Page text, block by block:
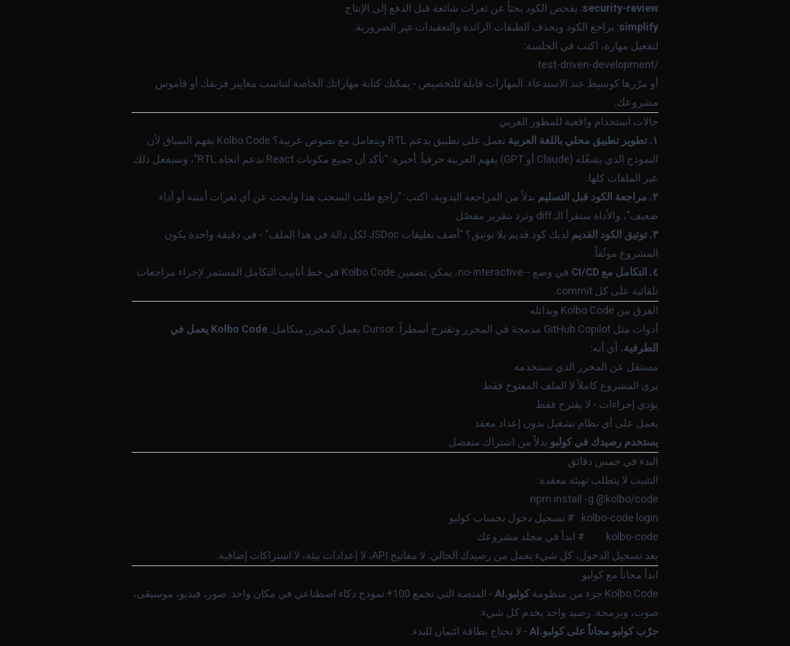
security-review: يفحص الكود بحثاً عن ثغرات شائعة قبل الدفع إلى الإنتاج.
simplify: يراجع الكود ويحذف الطبقات الزائدة والتعقيدات غير الضرورية.
لتفعيل مهارة، اكتب في الجلسة:
/test-driven-development
أو مرّرها كوسيط عند الاستدعاء. المهارات قابلة للتخصيص - يمكنك كتابة مهاراتك الخاصة لتناسب معايير فريقك أو قاموس
مشروعك.
حالات استخدام واقعية للمطور العربي
١. تطوير تطبيق محلي باللغة العربية
تعمل على تطبيق يدعم RTL ويتعامل مع نصوص عربية؟ Kolbo Code يفهم السياق لأن
النموذج الذي يشغّله (Claude أو GPT) يفهم العربية حرفياً. أخبره: "تأكد أن جميع مكونات React تدعم اتجاه RTL"، وسيفعل ذلك
عبر الملفات كلها.
٢. مراجعة الكود قبل التسليم
بدلاً من المراجعة اليدوية، اكتب: "راجع طلب السحب هذا وابحث عن أي ثغرات أمنية أو أداء
ضعيف"، والأداة ستقرأ الـ diff وترد بتقرير مفصّل.
٣. توثيق الكود القديم
لديك كود قديم بلا توثيق؟ "أضف تعليقات JSDoc لكل دالة في هذا الملف" - في دقيقة واحدة يكون
المشروع موثّقاً.
٤. التكامل مع CI/CD
في وضع --no-interactive
، يمكن تضمين Kolbo Code في خط أنابيب التكامل المستمر لإجراء مراجعات
تلقائية على كل commit.
الفرق بين Kolbo Code وبدائله
أدوات مثل GitHub Copilot مدمجة في المحرر وتقترح أسطراً. Cursor يعمل كمحرر متكامل.
Kolbo Code يعمل في
الطرفية، أي أنه:
مستقل عن المحرر الذي تستخدمه
يرى المشروع كاملاً لا الملف المفتوح فقط
يؤدي إجراءات - لا يقترح فقط
يعمل على أي نظام تشغيل بدون إعداد معقد
يستخدم رصيدك في كولبو بدلاً من اشتراك منفصل
البدء في خمس دقائق
التثبيت لا يتطلب تهيئة معقدة:
kolbo-code         # ابدأ في مجلد مشروعك
بعد تسجيل الدخول، كل شيء يعمل من رصيدك الحالي. لا مفاتيح API، لا إعدادات بيئة، لا اشتراكات إضافية.
ابدأ مجاناً مع كولبو
Kolbo Code جزء من منظومة
كولبو.AI
- المنصة التي تجمع 100+ نموذج ذكاء اصطناعي في مكان واحد: صور، فيديو، موسيقى،
صوت، وبرمجة. رصيد واحد يخدم كل شيء.
جرّب كولبو مجاناً علىكولبو.AI - لا تحتاج بطاقة ائتمان للبدء.